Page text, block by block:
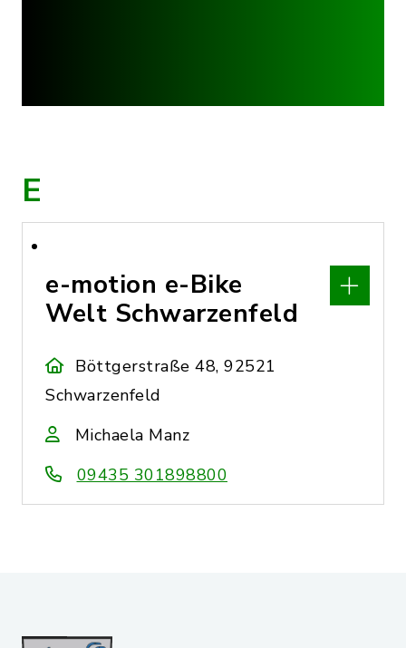
E
e-motion e-Bike
Welt Schwarzenfeld
Böttgerstraße 48, 92521
Schwarzenfeld
Michaela Manz
09435 301898800